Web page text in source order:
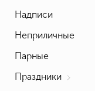
Надписи
Неприличные
Парные
Праздники